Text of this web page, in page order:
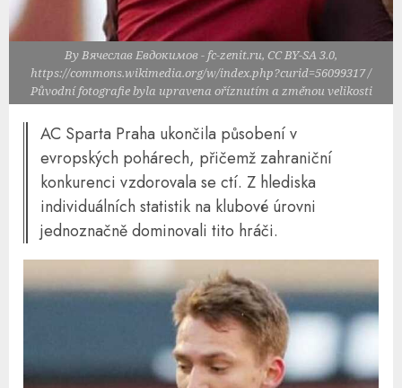
By Вячеслав Евдокимов - fc-zenit.ru, CC BY-SA 3.0,
https://commons.wikimedia.org/w/index.php?curid=56099317 /
Původní fotografie byla upravena oříznutím a změnou velikosti
AC Sparta Praha ukončila působení v
evropských pohárech, přičemž zahraniční
konkurenci vzdorovala se ctí. Z hlediska
individuálních statistik na klubové úrovni
jednoznačně dominovali tito hráči.